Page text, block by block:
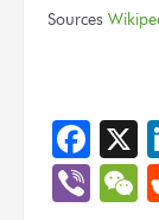
Sources
X